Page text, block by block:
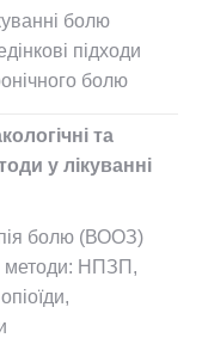
болю
підходи
болю
та
у лікуванні
болю (ВООЗ)
методи: НПЗП,